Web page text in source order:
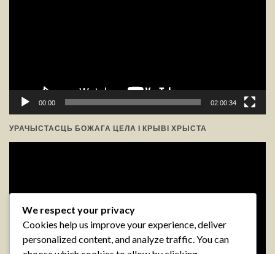
00:00 02:00:34
УРАЧЫСТАСЦЬ БОЖАГА ЦЕЛА І КРЫВІ ХРЫСТА
We respect your privacy
Cookies help us improve your experience, deliver
personalized content, and analyze traffic. You can